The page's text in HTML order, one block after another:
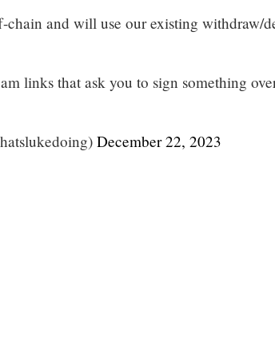
and will use our existing withdraw/
links that ask you to sign something
December 22, 2023